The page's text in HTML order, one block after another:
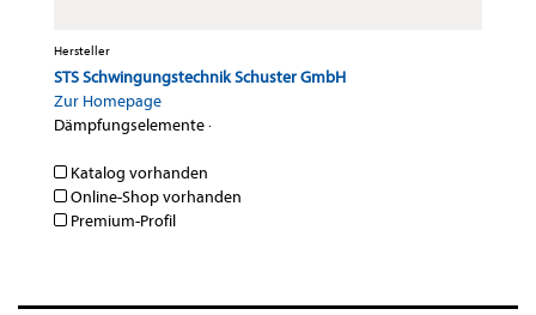
Hersteller
STS Schwingungstechnik Schuster GmbH
Zur Homepage
Dämpfungselemente·
Katalog vorhanden
Online-Shop vorhanden
Premium-Profil